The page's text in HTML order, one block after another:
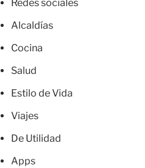
Redes sociales
Alcaldías
Cocina
Salud
Estilo de Vida
Viajes
De Utilidad
Apps